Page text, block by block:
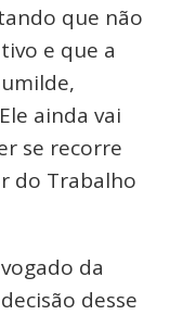
que não
e que a
ainda vai
se recorre
do Trabalho
da
desse